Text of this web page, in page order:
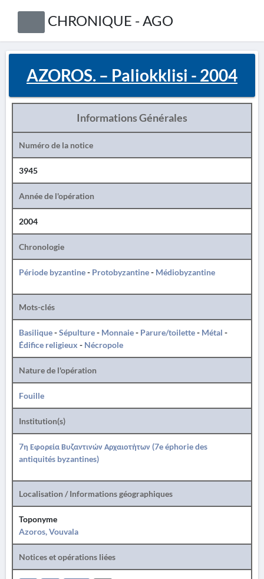
CHRONIQUE - AGO
AZOROS. – Paliokklisi - 2004
Informations Générales
Numéro de la notice
3945
Année de l'opération
2004
Chronologie
Période byzantine- Protobyzantine- Médiobyzantine
Mots-clés
Basilique-Sépulture- Monnaie- Parure/toilette- Métal -
Édifice religieux - Nécropole
Nature de l'opération
Fouille
Institution(s)
7η Εφορεία Βυζαντινών Αρχαιοτήτων (7e éphorie des
antiquités byzantines)
Localisation / Informations géographiques
Toponyme
Azoros, Vouvala
Notices et opérations liées